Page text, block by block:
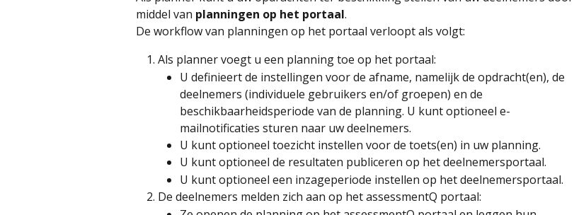
middel van planningen op het portaal.
De workflow van planningen op het portaal verloopt als volgt:
Als planner voegt u een planning toe op het portaal:
U definieert de instellingen voor de afname, namelijk de opdracht(en), de
deelnemers (individuele gebruikers en/of groepen) en de
beschikbaarheidsperiode van de planning. U kunt optioneel e-
mailnotificaties sturen naar uw deelnemers.
U kunt optioneel toezicht instellen voor de toets(en) in uw planning.
U kunt optioneel de resultaten publiceren op het deelnemersportaal.
U kunt optioneel een inzageperiode instellen op het deelnemersportaal.
De deelnemers melden zich aan op het assessmentQ portaal: